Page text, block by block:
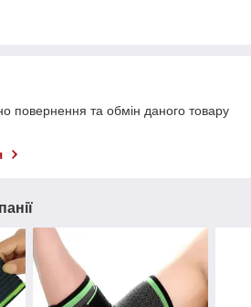
повернення та обмін даного товару